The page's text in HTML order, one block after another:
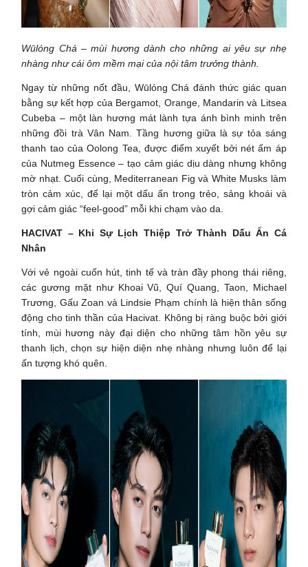
Wūlóng Chá – mùi hương dành cho những ai yêu sự nhẹ
nhàng như cái ôm mềm mại của nội tâm trưởng thành.
Ngay từ những nốt đầu, Wūlóng Chá đánh thức giác quan
bằng sự kết hợp của Bergamot, Orange, Mandarin và Litsea
Cubeba – một làn hương mát lành tựa ánh bình minh trên
những đồi trà Vân Nam. Tầng hương giữa là sự tỏa sáng
thanh tao của Oolong Tea, được điểm xuyết bởi nét ấm áp
của Nutmeg Essence – tạo cảm giác dịu dàng nhưng không
mờ nhạt. Cuối cùng, Mediterranean Fig và White Musks làm
tròn cảm xúc, để lại một dấu ấn trong trẻo, sảng khoái và
gợi cảm giác “feel-good” mỗi khi chạm vào da.
HACIVAT – Khi Sự Lịch Thiệp Trở Thành Dấu Ấn Cá
Nhân
Với vẻ ngoài cuốn hút, tinh tế và tràn đầy phong thái riêng,
các gương mặt như Khoai Vũ, Quí Quang, Taon, Michael
Trương, Gấu Zoan và Lindsie Phạm chính là hiện thân sống
động cho tinh thần của Hacivat. Không bị ràng buộc bởi giới
tính, mùi hương này đại diện cho những tâm hồn yêu sự
thanh lịch, chọn sự hiện diện nhẹ nhàng nhưng luôn để lại
ấn tượng khó quên.